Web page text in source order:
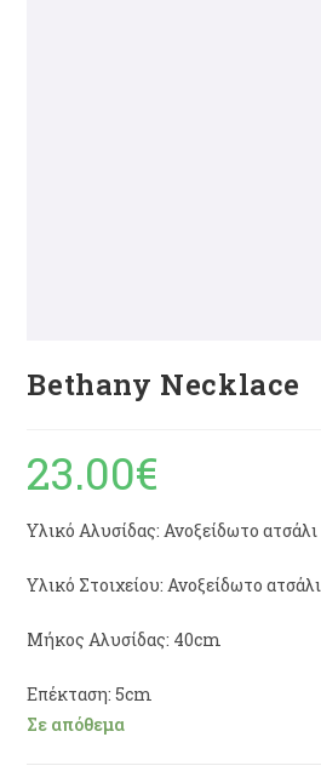
Bethany Necklace
23.00€
Υλικό Αλυσίδας: Ανοξείδωτο ατσάλι
Υλικό Στοιχείου: Ανοξείδωτο ατσάλι
Μήκος Αλυσίδας: 40cm
Επέκταση: 5cm
Σε απόθεμα